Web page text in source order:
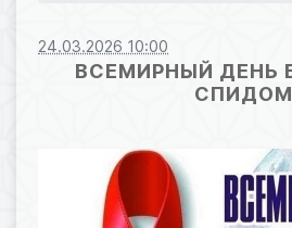
24.03.2026 10:00
ВСЕМИРНЫЙ ДЕНЬ
СПИДОМ